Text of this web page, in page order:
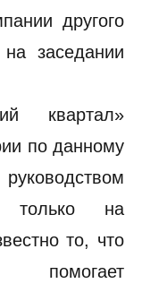
другого
на заседании
квартал»
по данному
только на
то, что
помогает